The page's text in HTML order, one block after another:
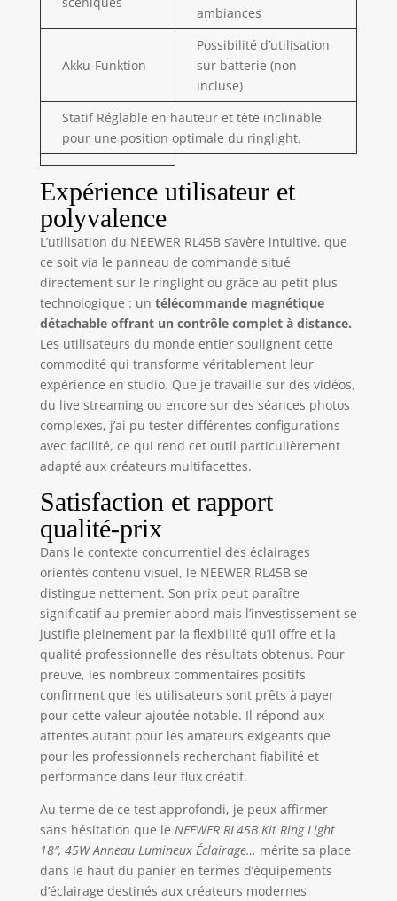
que la
température de
couleur varie de
3200 K à 5600 K,
répondant à
diverses exigences
de prise de vue
Autonomie
prolongée de la
chargement
d'une batterie au
lithium intégrée de
3,7 V 4000 mAh, la
lumière LED
portable offre une
autonomie de 1,5
heure. Il peut être
complètement
chargé en
seulement 2
heures, prenant en
charge les ports de
type C et USB pour
un chargement
sans tracas. Un
câble de charge
pour plus de
commodité
Montage flexible
avec adaptateur
adaptateur griffe
de 6,35 mm, la
lumière de
remplissage de
photographie peut
être installée sur le
dessus des
appareils photo
et des
caméscopes,
compatible avec
les appareils photo
Canon, Nikon,
ambiances
Akku-Funktion
Possibilité d’utilisation
sur batterie (non
incluse)
Statif Réglable en hauteur et tête inclinable
pour une position optimale du ringlight.
Expérience utilisateur et
polyvalence
L’utilisation du NEEWER RL45B s’avère intuitive, que
ce soit via le panneau de commande situé
directement sur le ringlight ou grâce au petit plus
technologique : un télécommande magnétique
détachable offrant un contrôle complet à distance.
Les utilisateurs du monde entier soulignent cette
commodité qui transforme véritablement leur
expérience en studio. Que je travaille sur des vidéos,
du live streaming ou encore sur des séances photos
complexes, j’ai pu tester différentes configurations
avec facilité, ce qui rend cet outil particulièrement
adapté aux créateurs multifacettes.
Satisfaction et rapport
qualité-prix
Dans le contexte concurrentiel des éclairages
orientés contenu visuel, le NEEWER RL45B se
distingue nettement. Son prix peut paraître
significatif au premier abord mais l’investissement se
justifie pleinement par la flexibilité qu’il offre et la
qualité professionnelle des résultats obtenus. Pour
preuve, les nombreux commentaires positifs
confirment que les utilisateurs sont prêts à payer
pour cette valeur ajoutée notable. Il répond aux
attentes autant pour les amateurs exigeants que
pour les professionnels recherchant fiabilité et
performance dans leur flux créatif.
Au terme de ce test approfondi, je peux affirmer
sans hésitation que le NEEWER RL45B Kit Ring Light
18″, 45W Anneau Lumineux Éclairage… mérite sa place
dans le haut du panier en termes d’équipements
d’éclairage destinés aux créateurs modernes